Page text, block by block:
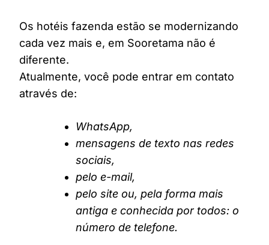
Os hotéis fazenda estão se modernizando
cada vez mais e, em Sooretama não é
diferente.
Atualmente, você pode entrar em contato
através de:
WhatsApp,
mensagens de texto nas redes
sociais,
pelo e-mail,
pelo site ou, pela forma mais
antiga e conhecida por todos: o
número de telefone.